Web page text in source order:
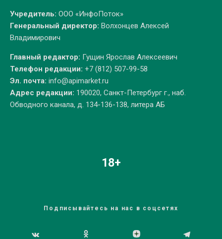
Учредитель: ООО «ИнфоПоток»
Генеральный директор: Волхонцев Алексей
Владимирович
Главный редактор: Гущин Ярослав Алексеевич
Телефон редакции: +7 (812) 507-99-58
Эл. почта: info@apimarket.ru
Адрес редакции: 190020, Санкт-Петербург г., наб.
Обводного канала, д. 134-136-138, литера АБ
18+
Подписывайтесь на нас в соцсетях